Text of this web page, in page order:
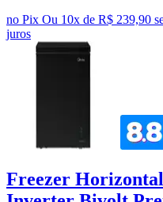
no Pix Ou 10x de R$ 239,90
juros
Freezer